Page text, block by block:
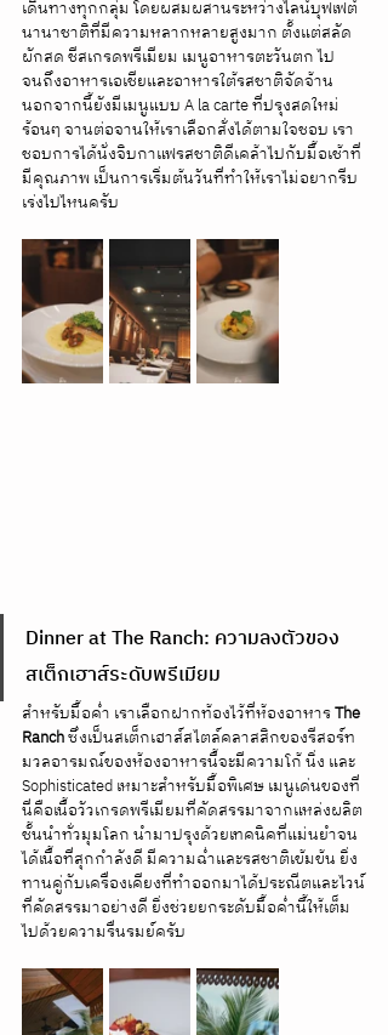
เดินทางทุกกลุ่ม โดยผสมผสานระหว่างไลน์บุฟเฟต์
นานาชาติที่มีความหลากหลายสูงมาก ตั้งแต่สลัด
ผักสด ชีสเกรดพรีเมียม เมนูอาหารตะวันตก ไป
จนถึงอาหารเอเชียและอาหารใต้รสชาติจัดจ้าน
นอกจากนี้ยังมีเมนูแบบ A la carte ที่ปรุงสดใหม่
ร้อนๆ จานต่อจานให้เราเลือกสั่งได้ตามใจชอบ เรา
ชอบการได้นั่งจิบกาแฟรสชาติดีเคล้าไปกับมื้อเช้าที่
มีคุณภาพ เป็นการเริ่มต้นวันที่ทำให้เราไม่อยากรีบ
เร่งไปไหนครับ
Dinner at The Ranch: ความลงตัวของ
สเต็กเฮาส์ระดับพรีเมียม
สำหรับมื้อค่ำ เราเลือกฝากท้องไว้ที่ห้องอาหาร The
Ranch ซึ่งเป็นสเต็กเฮาส์สไตล์คลาสสิกของรีสอร์ท
มวลอารมณ์ของห้องอาหารนี้จะมีความโก้ นิ่ง และ
Sophisticated เหมาะสำหรับมื้อพิเศษ เมนูเด่นของที่
นี่คือเนื้อวัวเกรดพรีเมียมที่คัดสรรมาจากแหล่งผลิต
ชั้นนำทั่วมุมโลก นำมาปรุงด้วยเทคนิคที่แม่นยำจน
ได้เนื้อที่สุกกำลังดี มีความฉ่ำและรสชาติเข้มข้น ยิ่ง
ทานคู่กับเครื่องเคียงที่ทำออกมาได้ประณีตและไวน์
ที่คัดสรรมาอย่างดี ยิ่งช่วยยกระดับมื้อค่ำนี้ให้เต็ม
ไปด้วยความรื่นรมย์ครับ